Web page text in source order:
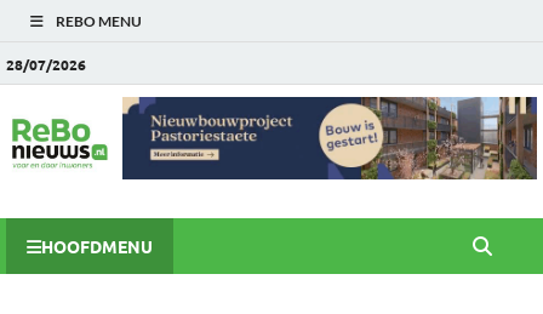
REBO MENU
28/07/2026
HOOFDMENU